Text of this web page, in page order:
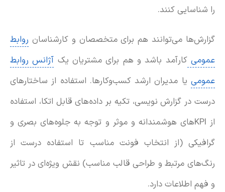
را شناسایی کنند.
گزارش‌ها می‌توانند هم برای متخصصان و کارشناسان روابط
عمومیکارآمد باشد و هم برای مشتریان یک آژانس روابط
عمومی یا مدیران ارشد کسب‌وکارها. استفاده از ساختارهای
درست در گزارش نویسی، تکیه بر داده‌های قابل اتکا، استفاده
از KPIهای هوشمندانه و موثر و توجه به جلوه‌های بصری و
گرافیکی (از انتخاب فونت مناسب تا استفاده درست از
رنگ‌های مرتبط و طراحی قالب مناسب) نقش ویژه‌ای در تاثیر
و فهم اطلاعات دارد.